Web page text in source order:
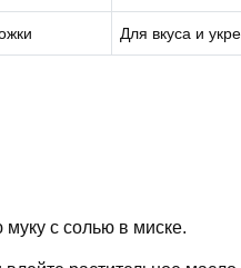
Для вкуса и
с солью в миске.